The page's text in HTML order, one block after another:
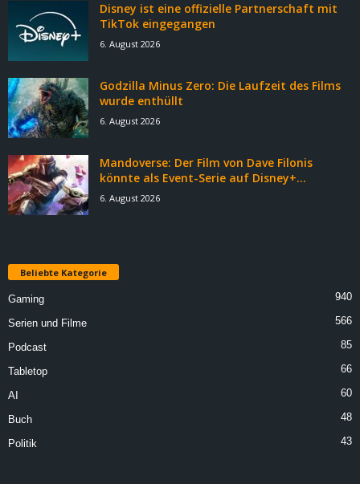
Disney ist eine offizielle Partnerschaft mit
TikTok eingegangen
6. August 2026
Godzilla Minus Zero: Die Laufzeit des Films
wurde enthüllt
6. August 2026
Mandoverse: Der Film von Dave Filonis
könnte als Event-Serie auf Disney+...
6. August 2026
Beliebte Kategorie
Gaming 940
Serien und Filme 566
Podcast 85
Tabletop 66
AI 60
Buch 48
Politik 43